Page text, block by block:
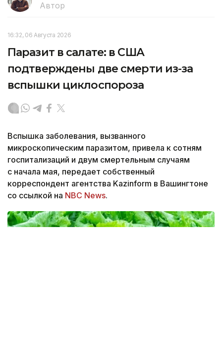
Паразит в салате: в США
подтверждены две смерти из-за
вспышки циклоспороза
микроскопическим паразитом, привела к сотням
госпитализаций и двум смертельным случаям
с начала мая, передает собственный
корреспондент агентства Kazinform в Вашингтоне
со ссылкой наNBC News.